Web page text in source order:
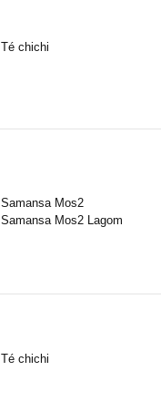
Té chichi
Samansa Mos2
Samansa Mos2 Lagom
Té chichi